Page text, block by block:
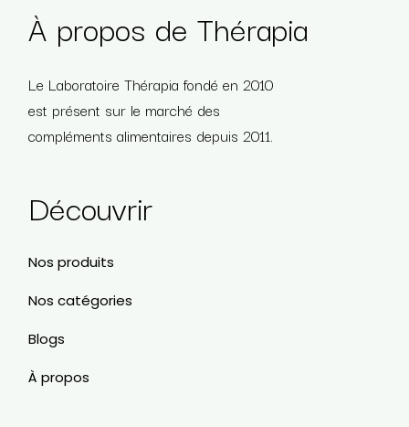
À propos de Thérapia
Le Laboratoire Thérapia fondé en 2010
est présent sur le marché des
compléments alimentaires depuis 2011.
Découvrir
Nos produits
Nos catégories
Blogs
À propos